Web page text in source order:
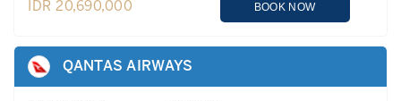
IDR 20,690,000 BOOK NOW
QANTAS AIRWAYS